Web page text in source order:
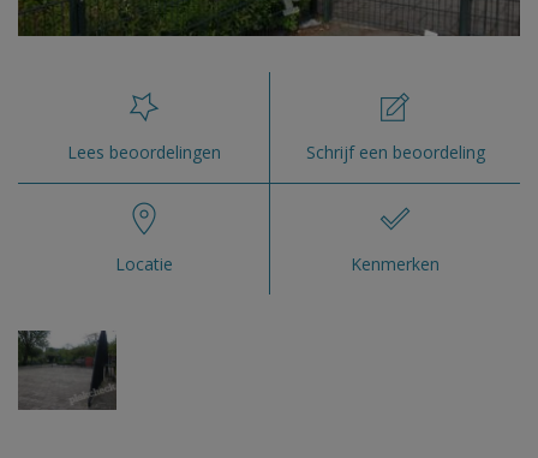
Lees beoordelingen Schrijf een beoordeling
Locatie Kenmerken